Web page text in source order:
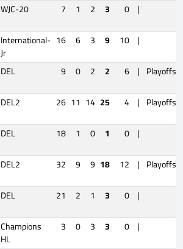
WJC-20 7 1 2 3 0 |
International-
Jr
16 6 3 9 10 |
DEL 9 0 2 2 6 | Playoffs
DEL2 26 11 14 25 4 | Playoffs
DEL 18 1 0 1 0 |
DEL2 32 9 9 18 12 | Playoffs
DEL 21 2 1 3 0 |
Champions
HL
3 0 3 3 0 |